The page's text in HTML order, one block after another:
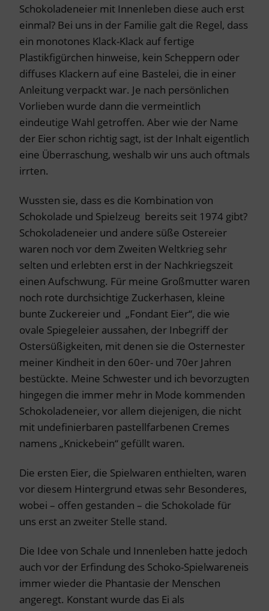
Schokoladeneier mit Innenleben diese auch erst
einmal? Bei uns in der Familie galt die Regel, dass
ein monotones Klack-Klack auf fertige
Plastikfigürchen hinweise, kein Scheppern oder
diffuses Klackern auf eine Bastelei, die in einer
Anleitung verpackt war. Je nach persönlichen
Vorlieben wurde dann die vermeintlich
eindeutige Wahl getroffen. Aber wie der Name
der Eier schon richtig sagt, ist der Inhalt eigentlich
eine Überraschung, weshalb wir uns auch oftmals
irrten.
Wussten sie, dass es die Kombination von
Schokolade und Spielzeug bereits seit 1974 gibt?
Schokoladeneier und andere süße Ostereier
waren noch vor dem Zweiten Weltkrieg sehr
selten und erlebten erst in der Nachkriegszeit
einen Aufschwung. Für meine Großmutter waren
noch rote durchsichtige Zuckerhasen, kleine
bunte Zuckereier und „Fondant Eier“, die wie
ovale Spiegeleier aussahen, der Inbegriff der
Ostersüßigkeiten, mit denen sie die Osternester
meiner Kindheit in den 60er- und 70er Jahren
bestückte. Meine Schwester und ich bevorzugten
hingegen die immer mehr in Mode kommenden
Schokoladeneier, vor allem diejenigen, die nicht
mit undefinierbaren pastellfarbenen Cremes
namens „Knickebein“ gefüllt waren.
Die ersten Eier, die Spielwaren enthielten, waren
vor diesem Hintergrund etwas sehr Besonderes,
wobei – offen gestanden – die Schokolade für
uns erst an zweiter Stelle stand.
Die Idee von Schale und Innenleben hatte jedoch
auch vor der Erfindung des Schoko-Spielwareneis
immer wieder die Phantasie der Menschen
angeregt. Konstant wurde das Ei als